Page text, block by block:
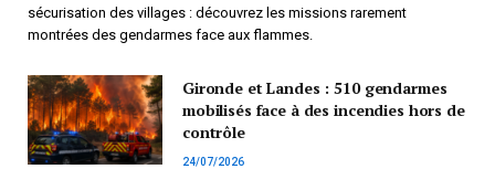
sécurisation des villages : découvrez les missions rarement
montrées des gendarmes face aux flammes.
Gironde et Landes : 510 gendarmes
mobilisés face à des incendies hors de
contrôle
24/07/2026